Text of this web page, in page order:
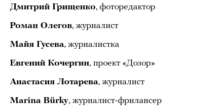
Дмитрий Грищенко, фоторедактор
Роман Олегов, журналист
Майя Гусева, журналистка
Евгений Кочергин, проект «Дозор»
Анастасия Лотарева, журналист
Marina Bürky, журналист-фрилансер